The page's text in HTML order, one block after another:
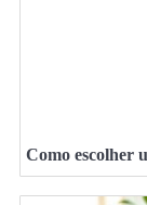
Como escolher